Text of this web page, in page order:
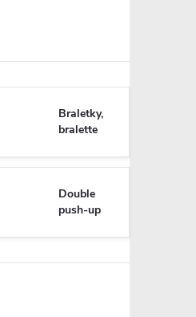
Braletky,
bralette
Double
push-up